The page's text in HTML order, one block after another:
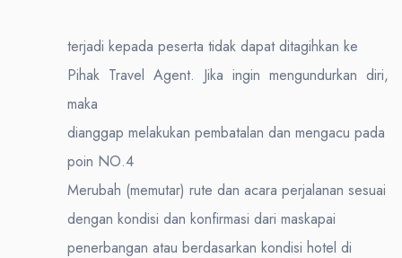
terjadi kepada peserta tidak dapat ditagihkan ke
Pihak Travel Agent. Jika ingin mengundurkan diri,
maka
dianggap melakukan pembatalan dan mengacu pada
poin NO.4
Merubah (memutar) rute dan acara perjalanan sesuai
dengan kondisi dan konfirmasi dari maskapai
penerbangan atau berdasarkan kondisi hotel di